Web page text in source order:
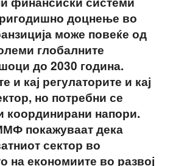
доцнење во
може повеќе од
глобалните
до 2030 година.
и кај регулаторите и кај
но потребни се
координирани напори.
покажуваат дека
сектор во
на економиите во развој